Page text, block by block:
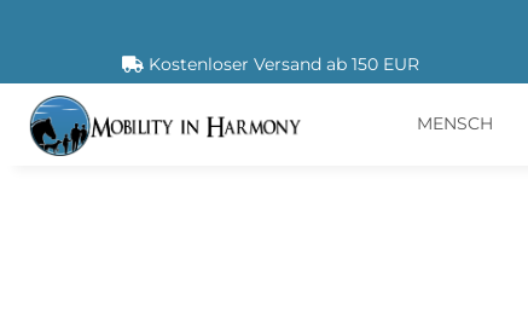
Kostenloser Versand ab 150 EUR
MENSCH